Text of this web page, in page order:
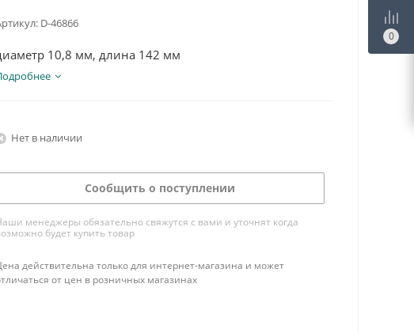
D-46866
10,8 мм, длина 142 мм
Нет в наличии
Сообщить о поступлении
менеджеры обязательно свяжутся с вами и уточнят когда
будет купить товар
действительна только для интернет-магазина и может
от цен в розничных магазинах
0